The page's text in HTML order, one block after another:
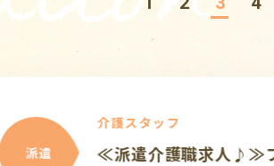
ッフ
護職求人♪≫フルシフト／グル